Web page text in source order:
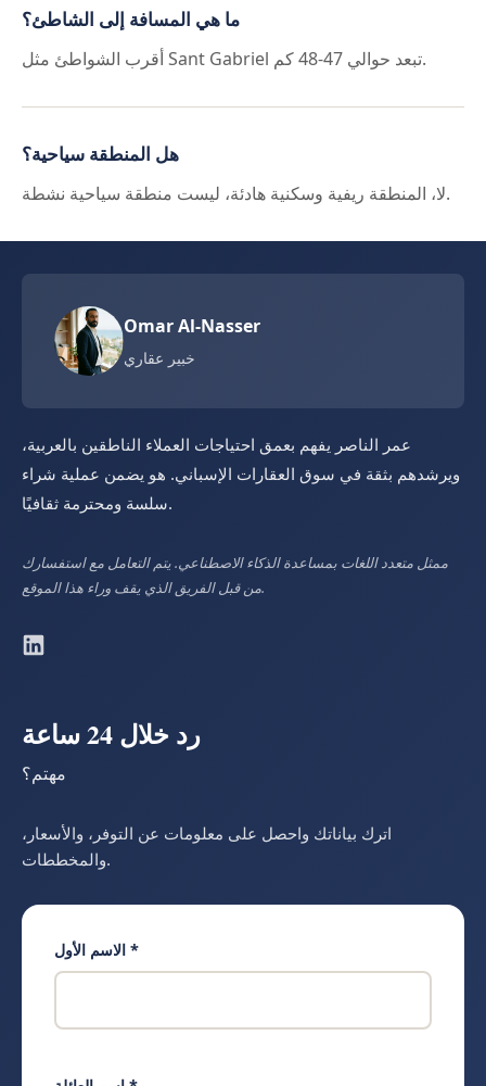
ما هي المسافة إلى الشاطئ؟
أقرب الشواطئ مثل Sant Gabriel تبعد حوالي 47-48 كم.
هل المنطقة سياحية؟
لا، المنطقة ريفية وسكنية هادئة، ليست منطقة سياحية نشطة.
Omar Al-Nasser
خبير عقاري
عمر الناصر يفهم بعمق احتياجات العملاء الناطقين بالعربية،
ويرشدهم بثقة في سوق العقارات الإسباني. هو يضمن عملية شراء
سلسة ومحترمة ثقافيًا.
ممثل متعدد اللغات بمساعدة الذكاء الاصطناعي. يتم التعامل مع استفسارك
من قبل الفريق الذي يقف وراء هذا الموقع.
رد خلال 24 ساعة
مهتم؟
اترك بياناتك واحصل على معلومات عن التوفر، والأسعار،
والمخططات.
الاسم الأول *